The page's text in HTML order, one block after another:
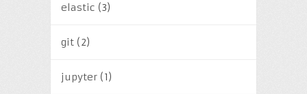
elastic (3)
git(2)
jupyter(1)